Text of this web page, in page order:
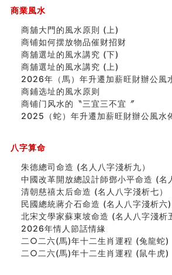
玄空本义(七)
商铺如何摆放物品催财招财
极其旺夫的女人面相
家居常見風水形煞及化解方法 (二)
居家風水懶人包！房子煞氣怎麼看？風
這樣風水的房子別�
南半球的八字如何推排
玄空本义(六)
额相与命运
从痣看相
六爻測住宅風水 (四)
玄空本义 (五)
财务办公室风水布局
精选1500个五行属木的字
玄空本义 (四)
八字算命：女命八字里日坐伤官克夫？
六爻算卦：我俩之间是否还命中有未尽
订婚就是定结婚日子吗
商業風水
商舖大門的風水原則 (上)
商铺如何摆放物品催财招财
商舖選址的風水講究 (下)
商舖選址的風水講究 (上)
2026年（馬）年升遷加薪旺財辦公風
商鋪选址的風水原则
商铺门风水的〝三宜三不宜〞
2025（蛇）年升遷加薪旺財辦公風水
八字算命
朱德總司命造 (名⼈⼋字淺析九）
中國改革開放總設計師鄧小平命造 (名
清朝慈禧太后命造 (名人八字淺析七）
民國總統蔣介石命造 (名人八字淺析六)
北宋文學家蘇東坡命造 (名人八字淺析
2026年情人節話情緣
二○二六(馬)年十二生肖運程 (兔龍蛇)
二○二六(馬)年十二生肖運程 (鼠牛虎)